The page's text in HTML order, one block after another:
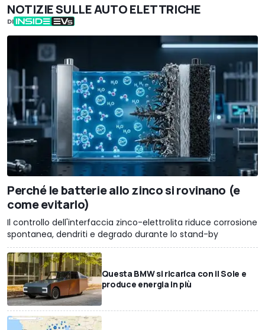
NOTIZIE SULLE AUTO ELETTRICHE
DI
Perché le batterie allo zinco si rovinano (e
come evitarlo)
Il controllo dell'interfaccia zinco-elettrolita riduce corrosione
spontanea, dendriti e degrado durante lo stand-by
Questa BMW si ricarica con il Sole e
produce energia in più